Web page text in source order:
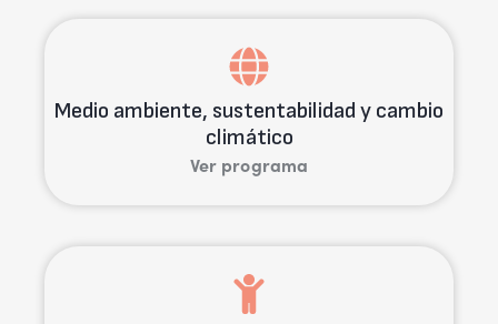
Medio ambiente, sustentabilidad y cambio
climático
Ver programa